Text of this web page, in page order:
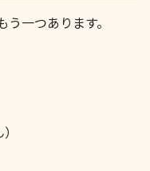
一つあります。